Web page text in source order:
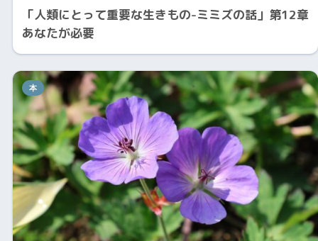
「人類にとって重要な生きもの-ミミズの話」第12章
あなたが必要
本